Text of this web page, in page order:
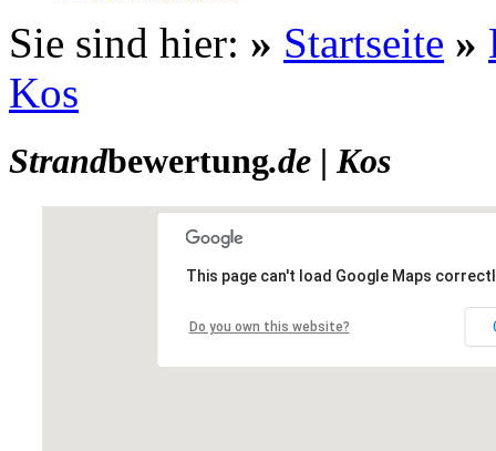
Sie sind hier: » Startseite »
Kos
Strandbewertung.de |Kos
This page can't load Google Maps
Do you own this website?